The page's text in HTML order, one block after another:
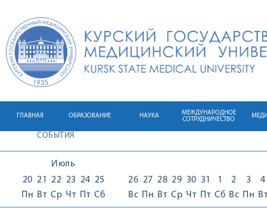
ГЛАВНАЯ ОБРАЗОВАНИЕ НАУКА
МЕЖДУНАРОДНОЕ
СОТРУДНИЧЕСТВО
СОБЫТИЯ
Июль
20
Пн
21
Вт
22
Ср
23
Чт
24
Пт
25
Сб
26
Вс
27
Пн
28
Вт
29
Ср
30
Чт
31
Пт
1
Сб
2
Вс
3
Пн
4